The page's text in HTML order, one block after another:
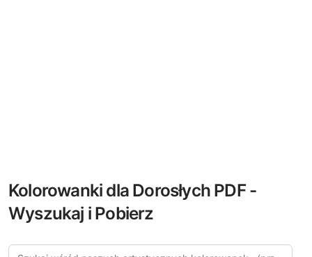
Kolorowanki dla Dorosłych PDF -
Wyszukaj i Pobierz